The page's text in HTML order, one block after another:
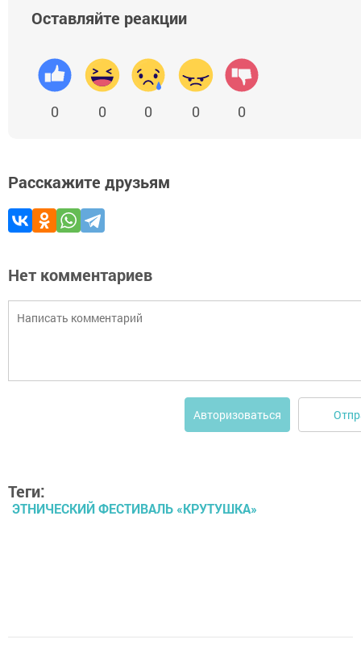
Оставляйте реакции
0 0 0 0 0
Расскажите друзьям
Нет комментариев
Авторизоваться
Теги:
ЭТНИЧЕСКИЙ ФЕСТИВАЛЬ «КРУТУШКА»